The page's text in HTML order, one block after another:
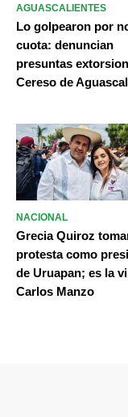
AGUASCALIENTES
Lo golpearon por
cuota: denuncian
presuntas
Cereso de
NACIONAL
Grecia Quiroz
protesta como
de Uruapan; es la
Carlos Manzo